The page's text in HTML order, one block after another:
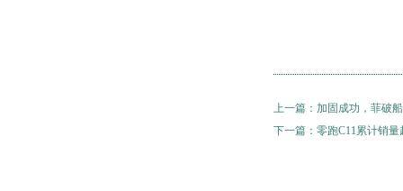
上一篇： 加固成功，菲破
下一篇： 零跑C11累计销